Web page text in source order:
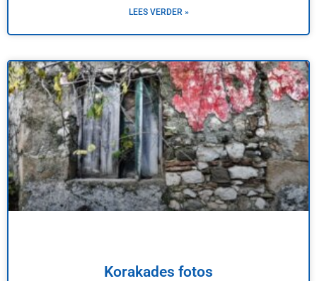
LEES VERDER »
Korakades fotos